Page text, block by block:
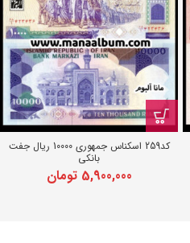
کد259 اسکناس جمهوری 10000 ریال جفت
بانکی
5,900,000 تومان